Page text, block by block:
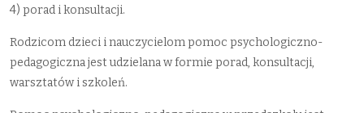
4) porad i konsultacji.
Rodzicom dzieci i nauczycielom pomoc psychologiczno-
pedagogiczna jest udzielana w formie porad, konsultacji,
warsztatów i szkoleń.